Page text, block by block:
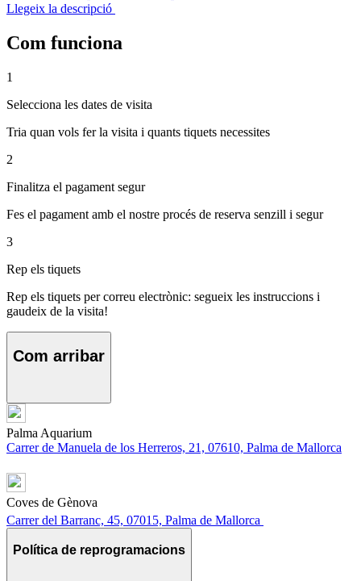
Llegeix la descripció
Com funciona
1
Selecciona les dates de visita
Tria quan vols fer la visita i quants tiquets necessites
2
Finalitza el pagament segur
Fes el pagament amb el nostre procés de reserva senzill i segur
3
Rep els tiquets
Rep els tiquets per correu electrònic: segueix les instruccions i
gaudeix de la visita!
Com arribar
Palma Aquarium
Carrer de Manuela de los Herreros, 21, 07610, Palma de Mallorca
Coves de Gènova
Carrer del Barranc, 45, 07015, Palma de Mallorca
Política de reprogramacions